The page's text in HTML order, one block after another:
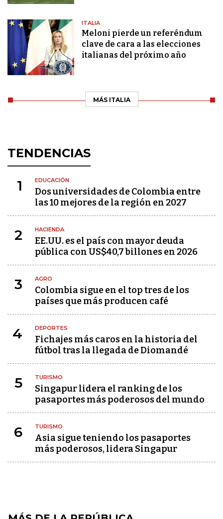
ITALIA
Meloni pierde un referéndum
clave de cara a las elecciones
italianas del próximo año
MÁS ITALIA
TENDENCIAS
1 EDUCACIÓN
Dos universidades de Colombia entre
las 10 mejores de la región en 2027
2 HACIENDA
EE.UU. es el país con mayor deuda
pública con US$40,7 billones en 2026
3 AGRO
Colombia sigue en el top tres de los
países que más producen café
4 DEPORTES
Fichajes más caros en la historia del
fútbol tras la llegada de Diomandé
5 TURISMO
Singapur lidera el ranking de los
pasaportes más poderosos del mundo
6 TURISMO
Asia sigue teniendo los pasaportes
más poderosos, lidera Singapur